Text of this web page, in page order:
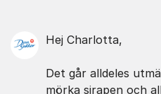
Hej Charlotta,
Det går alldeles
mörka sirapen och